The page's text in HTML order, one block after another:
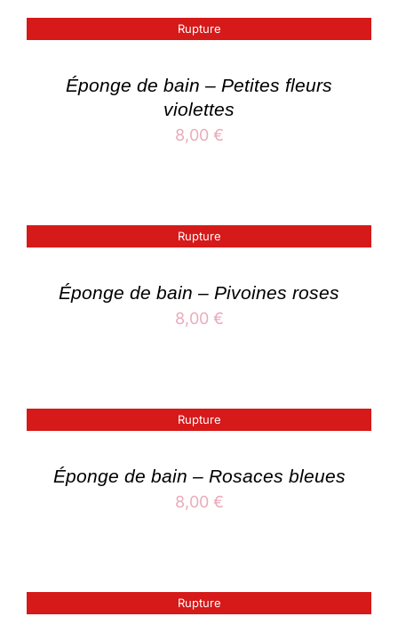
Rupture
Éponge de bain – Petites fleurs
violettes
8,00 €
Rupture
Éponge de bain – Pivoines roses
8,00 €
Rupture
Éponge de bain – Rosaces bleues
8,00 €
Rupture